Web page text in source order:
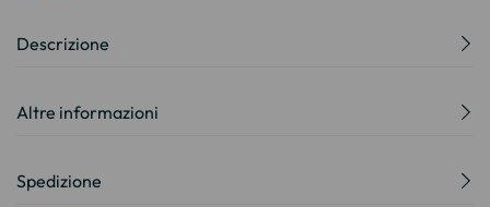
Descrizione
Altre informazioni
Spedizione